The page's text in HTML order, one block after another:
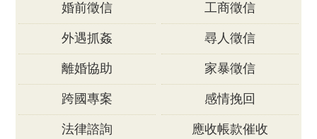
婚前徵信 工商徵信
外遇抓姦 尋人徵信
離婚協助 家暴徵信
跨國專案 感情挽回
法律諮詢 應收帳款催收